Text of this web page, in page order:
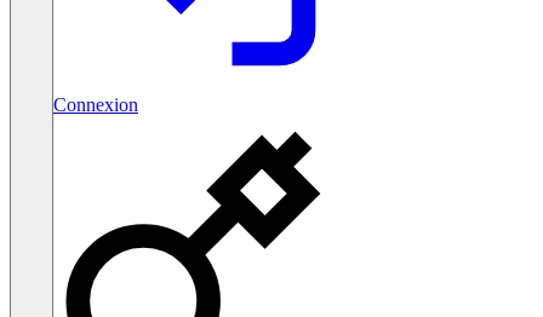
Connexion